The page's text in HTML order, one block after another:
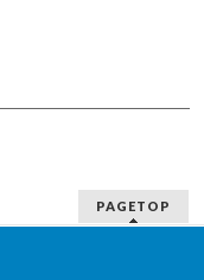
PAGETOP